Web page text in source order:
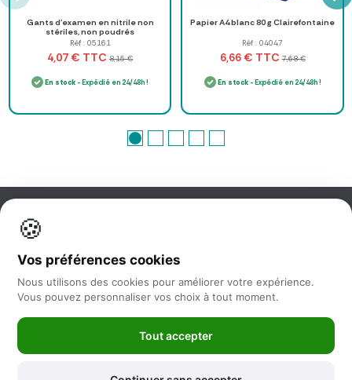
Gants d'examen en nitrile non
stériles, non poudrés
Réf : 05161
4,07 € TTC 8,15 €
En stock - Expédié en 24/48h !
Papier A4 blanc 80 g Clairefontaine
Réf : 04047
6,66 € TTC 7,68 €
En stock- Expédié en 24/48h !
Information
Nos services
Newsletter
🍪
Vos préférences cookies
Nous utilisons des cookies pour améliorer votre expérience.
Vous pouvez personnaliser vos choix à tout moment.
Tout accepter